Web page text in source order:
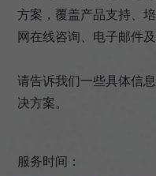
方案，覆盖产品支持、
网在线咨询、电子邮件
请告诉我们一些具体信
决方案。
服务时间：